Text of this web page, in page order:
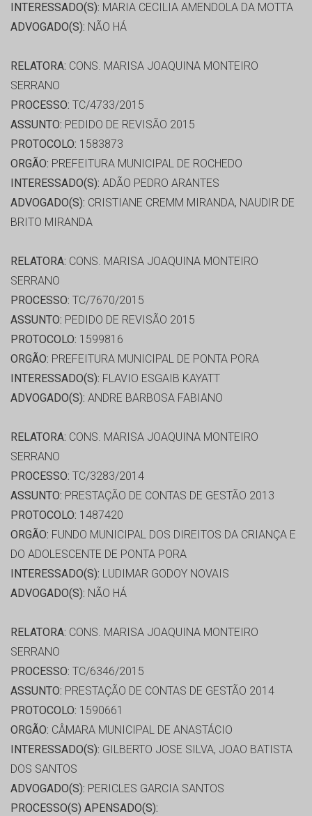
INTERESSADO(S): MARIA CECILIA AMENDOLA DA MOTTA
ADVOGADO(S): NÃO HÁ
RELATORA: CONS. MARISA JOAQUINA MONTEIRO
SERRANO
PROCESSO: TC/4733/2015
ASSUNTO: PEDIDO DE REVISÃO 2015
PROTOCOLO: 1583873
ORGÃO: PREFEITURA MUNICIPAL DE ROCHEDO
INTERESSADO(S): ADÃO PEDRO ARANTES
ADVOGADO(S): CRISTIANE CREMM MIRANDA, NAUDIR DE
BRITO MIRANDA
RELATORA: CONS. MARISA JOAQUINA MONTEIRO
SERRANO
PROCESSO: TC/7670/2015
ASSUNTO: PEDIDO DE REVISÃO 2015
PROTOCOLO: 1599816
ORGÃO: PREFEITURA MUNICIPAL DE PONTA PORA
INTERESSADO(S): FLAVIO ESGAIB KAYATT
ADVOGADO(S): ANDRE BARBOSA FABIANO
RELATORA: CONS. MARISA JOAQUINA MONTEIRO
SERRANO
PROCESSO: TC/3283/2014
ASSUNTO: PRESTAÇÃO DE CONTAS DE GESTÃO 2013
PROTOCOLO: 1487420
ORGÃO: FUNDO MUNICIPAL DOS DIREITOS DA CRIANÇA E
DO ADOLESCENTE DE PONTA PORA
INTERESSADO(S): LUDIMAR GODOY NOVAIS
ADVOGADO(S): NÃO HÁ
RELATORA: CONS. MARISA JOAQUINA MONTEIRO
SERRANO
PROCESSO: TC/6346/2015
ASSUNTO: PRESTAÇÃO DE CONTAS DE GESTÃO 2014
PROTOCOLO: 1590661
ORGÃO: CÂMARA MUNICIPAL DE ANASTÁCIO
INTERESSADO(S): GILBERTO JOSE SILVA, JOAO BATISTA
DOS SANTOS
ADVOGADO(S): PERICLES GARCIA SANTOS
PROCESSO(S) APENSADO(S):